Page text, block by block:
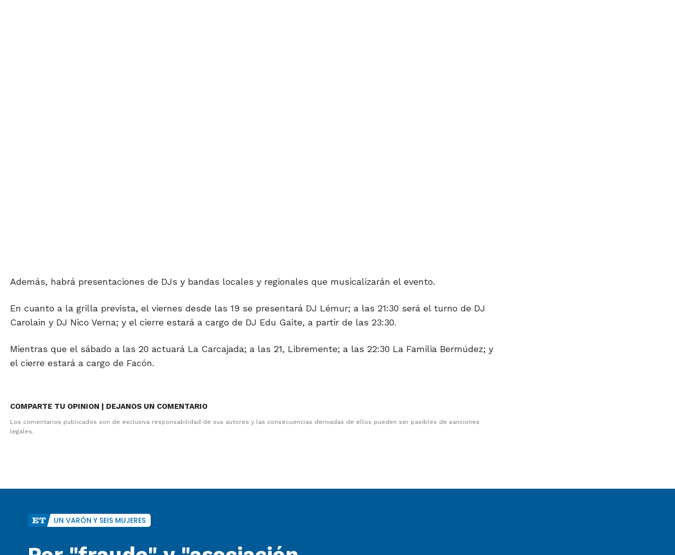
Además, habrá presentaciones de DJs y bandas locales y regionales que musicalizarán el evento.
En cuanto a la grilla prevista, el viernes desde las 19 se presentará DJ Lémur; a las 21:30 será el turno de DJ
Carolain y DJ Nico Verna; y el cierre estará a cargo de DJ Edu Gaite, a partir de las 23:30.
Mientras que el sábado a las 20 actuará La Carcajada; a las 21, Libremente; a las 22:30 La Familia Bermúdez; y
el cierre estará a cargo de Facón.
COMPARTE TU OPINION | DEJANOS UN COMENTARIO
Los comentarios publicados son de exclusiva responsabilidad de sus autores y las consecuencias derivadas de ellos pueden ser pasibles de sanciones
legales.
UN VARÓN Y SEIS MUJERES